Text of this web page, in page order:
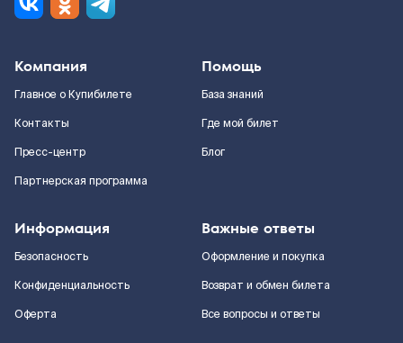
Компания
Главное о Купибилете
Контакты
Пресс-центр
Партнерская программа
Помощь
База знаний
Где мой билет
Блог
Информация
Безопасность
Конфиденциальность
Оферта
Важные ответы
Оформление и покупка
Возврат и обмен билета
Все вопросы и ответы